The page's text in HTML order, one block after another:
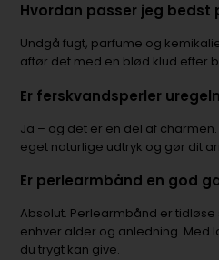
Hvordan passer jeg
Undgå fugt, parfume og
aftør det med en blød klud efter
Er ferskvandsperler
Ja – og det er en del af
eget naturlige udtryk og gør dit
Er perlearmbånd en god
Absolut. Perlearmbånd er
enhver alder og anledning. Med
du trygt kan give.